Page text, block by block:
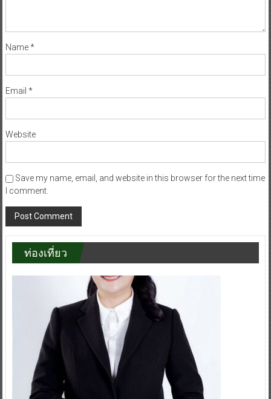
Name*
Email *
Website
Save my name, email, and website in this browser for the next time
I comment.
ท่องเที่ยว